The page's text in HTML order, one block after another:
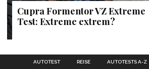
Cupra Formentor VZ Extreme
Test: Extreme extrem?
AUTOTEST REISE AUTOTESTS A-Z